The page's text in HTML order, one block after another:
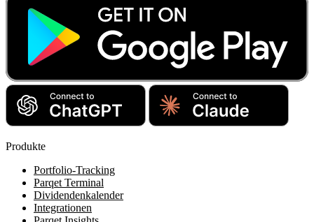
Produkte
Portfolio-Tracking
Parqet Terminal
Dividendenkalender
Integrationen